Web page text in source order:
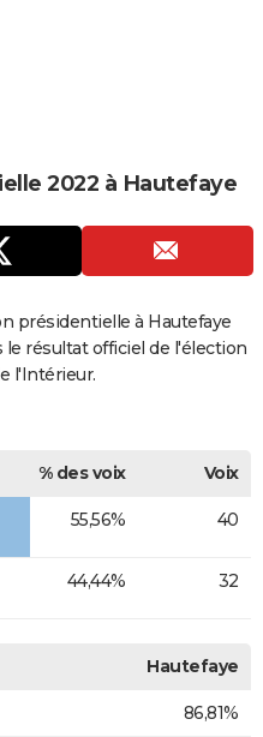
2022 à Hautefaye
présidentielle à Hautefaye
résultat officiel de l'élection
l'Intérieur.
% des voix
Voix
55,56% 40
44,44% 32
Hautefaye
86,81%